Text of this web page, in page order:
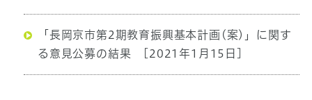
「長岡京市第2期教育振興基本計画(案)」に関す
る意見公募の結果
[2021年1月15日]